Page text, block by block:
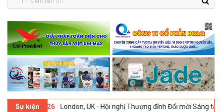
Sự kiện
02-2026 London, UK - Hội nghị Thượng đỉnh Đổi mới Sáng tạo